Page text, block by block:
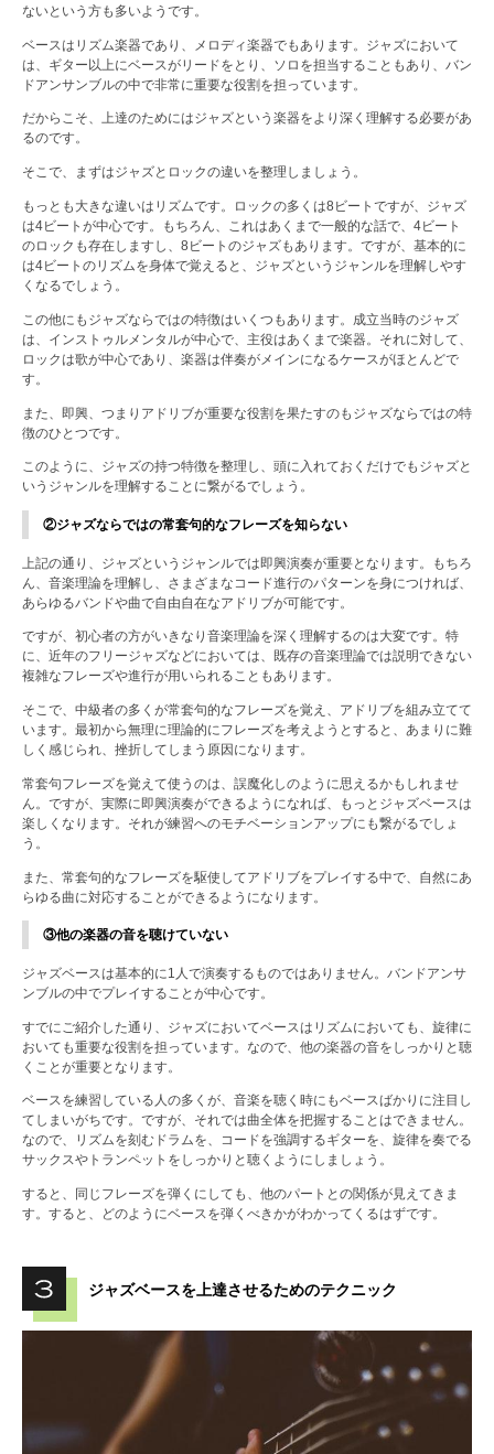
ないという方も多いようです。
ベースはリズム楽器であり、メロディ楽器でもあります。ジャズにおいて
は、ギター以上にベースがリードをとり、ソロを担当することもあり、バン
ドアンサンブルの中で非常に重要な役割を担っています。
だからこそ、上達のためにはジャズという楽器をより深く理解する必要があ
るのです。
そこで、まずはジャズとロックの違いを整理しましょう。
もっとも大きな違いはリズムです。ロックの多くは8ビートですが、ジャズ
は4ビートが中心です。もちろん、これはあくまで一般的な話で、4ビート
のロックも存在しますし、8ビートのジャズもあります。ですが、基本的に
は4ビートのリズムを身体で覚えると、ジャズというジャンルを理解しやす
くなるでしょう。
この他にもジャズならではの特徴はいくつもあります。成立当時のジャズ
は、インストゥルメンタルが中心で、主役はあくまで楽器。それに対して、
ロックは歌が中心であり、楽器は伴奏がメインになるケースがほとんどで
す。
また、即興、つまりアドリブが重要な役割を果たすのもジャズならではの特
徴のひとつです。
このように、ジャズの持つ特徴を整理し、頭に入れておくだけでもジャズと
いうジャンルを理解することに繋がるでしょう。
②ジャズならではの常套句的なフレーズを知らない
上記の通り、ジャズというジャンルでは即興演奏が重要となります。もちろ
ん、音楽理論を理解し、さまざまなコード進行のパターンを身につければ、
あらゆるバンドや曲で自由自在なアドリブが可能です。
ですが、初心者の方がいきなり音楽理論を深く理解するのは大変です。特
に、近年のフリージャズなどにおいては、既存の音楽理論では説明できない
複雑なフレーズや進行が用いられることもあります。
そこで、中級者の多くが常套句的なフレーズを覚え、アドリブを組み立てて
います。最初から無理に理論的にフレーズを考えようとすると、あまりに難
しく感じられ、挫折してしまう原因になります。
常套句フレーズを覚えて使うのは、誤魔化しのように思えるかもしれませ
ん。ですが、実際に即興演奏ができるようになれば、もっとジャズベースは
楽しくなります。それが練習へのモチベーションアップにも繋がるでしょ
う。
また、常套句的なフレーズを駆使してアドリブをプレイする中で、自然にあ
らゆる曲に対応することができるようになります。
③他の楽器の音を聴けていない
ジャズベースは基本的に1人で演奏するものではありません。バンドアンサ
ンブルの中でプレイすることが中心です。
すでにご紹介した通り、ジャズにおいてベースはリズムにおいても、旋律に
おいても重要な役割を担っています。なので、他の楽器の音をしっかりと聴
くことが重要となります。
ベースを練習している人の多くが、音楽を聴く時にもベースばかりに注目し
てしまいがちです。ですが、それでは曲全体を把握することはできません。
なので、リズムを刻むドラムを、コードを強調するギターを、旋律を奏でる
サックスやトランペットをしっかりと聴くようにしましょう。
すると、同じフレーズを弾くにしても、他のパートとの関係が見えてきま
す。すると、どのようにベースを弾くべきかがわかってくるはずです。
ジャズベースを上達させるためのテクニック